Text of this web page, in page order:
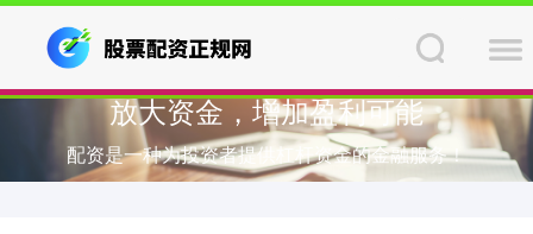
放大资金，增加盈利可能
配资是一种为投资者提供杠杆资金的金融服务！